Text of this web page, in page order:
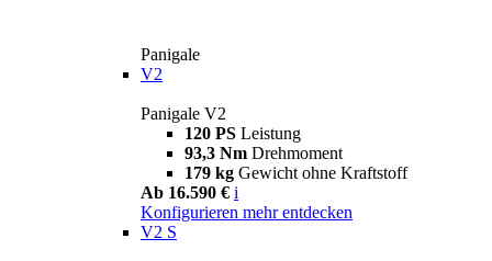
Panigale
V2
Panigale V2
120 PS Leistung
93,3 Nm Drehmoment
179 kg Gewicht ohne Kraftstoff
Ab 16.590 € i
Konfigurieren mehr entdecken
V2 S